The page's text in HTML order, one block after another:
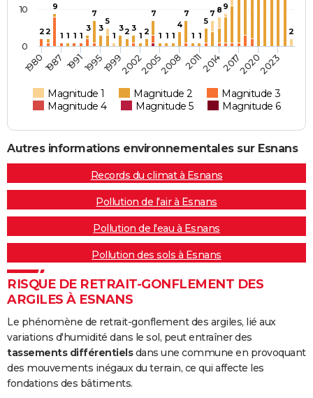
2 2
9
1 1 1 1
3
7
3
5
1
32 3
1 2
7
1 1 1
4
7
1 1
5
7 8 9
2
Magnitude 1 Magnitude 2
Magnitude 3
Magnitude 4
Magnitude 5 Magnitude 6
19801987 199119951999200220052008 20112014201720202023
0
10
Autres informations environnementales sur Esnans
Records du climat à Esnans
Pollution de l'air à Esnans
Pollution de l'eau à Esnans
Pollution des sols à Esnans
RISQUE DE RETRAIT-GONFLEMENT DES
ARGILES À ESNANS
Le phénomène de retrait-gonflement des argiles, lié aux
variations d'humidité dans le sol, peut entraîner des
tassements différentielsdans une commune en provoquant
des mouvements inégaux du terrain, ce qui affecte les
fondations des bâtiments.